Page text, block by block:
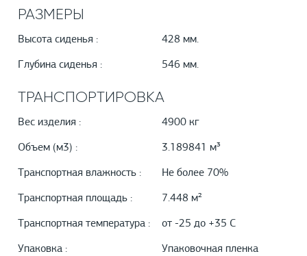
РАЗМЕРЫ
Высота сиденья : 428 мм.
Глубина сиденья : 546 мм.
ТРАНСПОРТИРОВКА
Вес изделия : 4900 кг
Объем (м3) : 3.189841 м³
Транспортная влажность : Не более 70%
Транспортная площадь : 7.448 м²
Транспортная температура : от -25 до +35 С
Упаковка : Упаковочная пленка